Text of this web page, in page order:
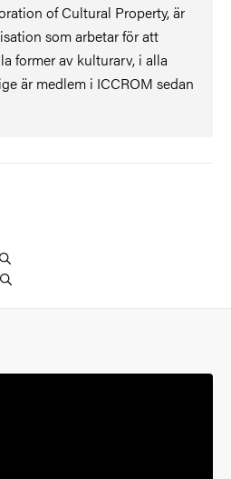
of Cultural Property, är
som arbetar för att
former av kulturarv, i alla
är medlem i ICCROM sedan